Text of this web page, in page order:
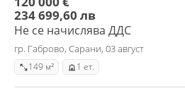
234 699,60 лв
Не се начислява ДДС
гр. Габрово, Сарани, 03 август
149 м² 1 ет.